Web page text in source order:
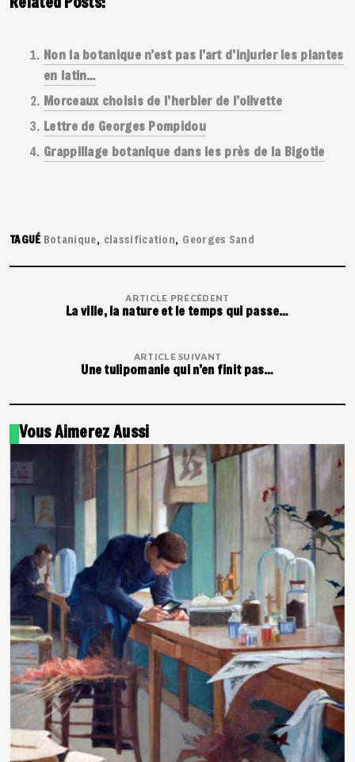
Non la botanique n’est pas l’art d’injurier les plantes
en latin…
Morceaux choisis de l’herbier de l’olivette
Lettre de Georges Pompidou
Grappillage botanique dans les près de la Bigotie
TAGUÉ Botanique classification Georges Sand
ARTICLE PRÉCÉDENT
La ville, la nature et le temps qui passe…
ARTICLE SUIVANT
Une tulipomanie qui n’en finit pas…
Vous Aimerez Aussi